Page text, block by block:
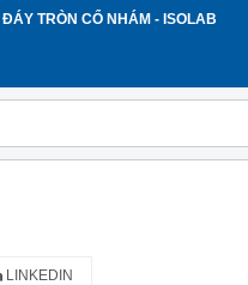
TRÒN CỔ NHÁM - ISOLAB
LINKEDIN